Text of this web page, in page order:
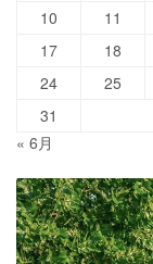
10
11
17
18
24
25
31
« 6月